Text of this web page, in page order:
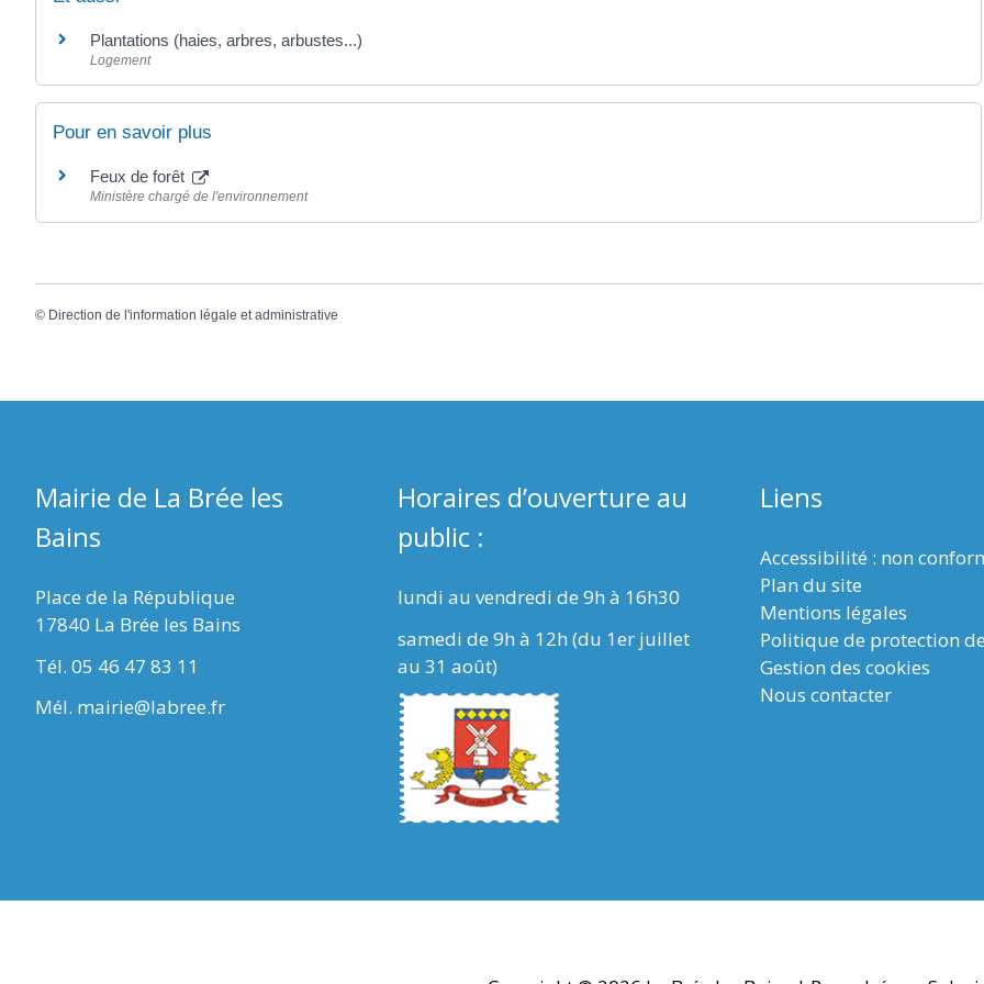
Plantations (haies, arbres, arbustes...)
Logement
Pour en savoir plus
Feux de forêt
Ministère chargé de l'environnement
© Direction de l'information légale et administrative
Mairie de La Brée les
Bains
Place de la République
17840 La Brée les Bains
Tél. 05 46 47 83 11
Mél. mairie@labree.fr
Horaires d’ouverture au
public :
lundi au vendredi de 9h à 16h30
samedi de 9h à 12h (du 1er juillet
au 31 août)
Liens
Accessibilité : non
Plan du site
Mentions légales
Politique de protection
Gestion des cookies
Nous contacter